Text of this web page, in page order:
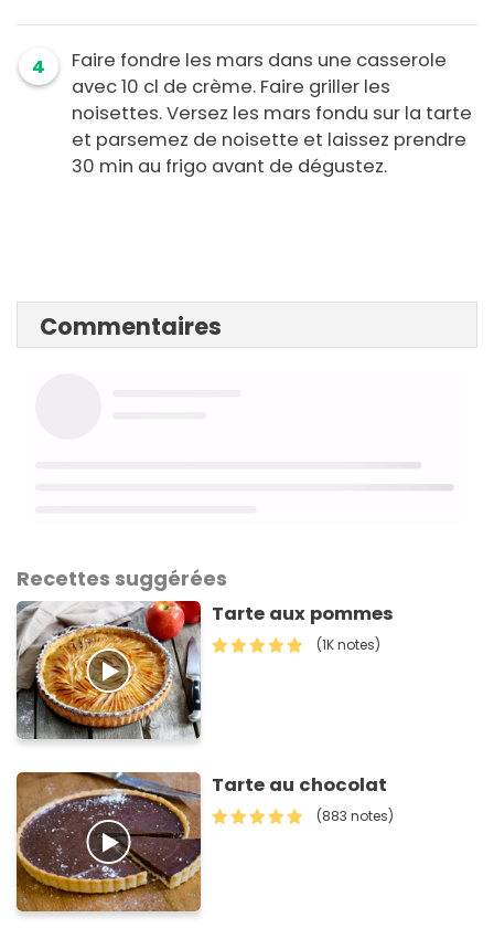
4
Faire fondre les mars dans une casserole
avec 10 cl de crème. Faire griller les
noisettes. Versez les mars fondu sur la tarte
et parsemez de noisette et laissez prendre
30 min au frigo avant de dégustez.
Commentaires
Recettes suggérées
Tarte aux pommes
(1K notes)
Tarte au chocolat
(883 notes)